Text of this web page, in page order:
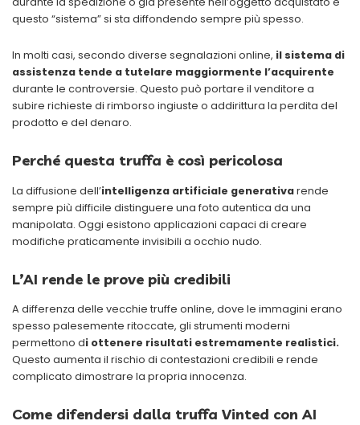
questo “sistema” si sta diffondendo sempre più spesso.
In molti casi, secondo diverse segnalazioni online, il sistema di
assistenza tende a tutelare maggiormente l’acquirente
durante le controversie. Questo può portare il venditore a
subire richieste di rimborso ingiuste o addirittura la perdita del
prodotto e del denaro.
Perché questa truffa è così pericolosa
La diffusione dell’intelligenza artificiale generativarende
sempre più difficile distinguere una foto autentica da una
manipolata. Oggi esistono applicazioni capaci di creare
modifiche praticamente invisibili a occhio nudo.
L’AI rende le prove più credibili
A differenza delle vecchie truffe online, dove le immagini erano
spesso palesemente ritoccate, gli strumenti moderni
permettono di ottenere risultati estremamente realistici.
Questo aumenta il rischio di contestazioni credibili e rende
complicato dimostrare la propria innocenza.
Come difendersi dalla truffa Vinted con AI